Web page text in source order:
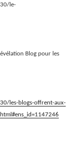
le-
Blog pour les
les-blogs-offrent-aux-